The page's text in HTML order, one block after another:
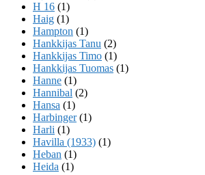
H 16 (1)
Haig (1)
Hampton (1)
Hankkijas Tanu (2)
Hankkijas Timo (1)
Hankkijas Tuomas (1)
Hanne (1)
Hannibal (2)
Hansa (1)
Harbinger(1)
Harli (1)
Havilla (1933) (1)
Heban (1)
Heida (1)